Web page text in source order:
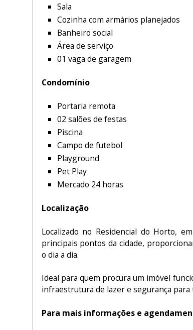
Sala
Cozinha com armários planejados
Banheiro social
Área de serviço
01 vaga de garagem
Condomínio
Portaria remota
02 salões de festas
Piscina
Campo de futebol
Playground
Pet Play
Mercado 24 horas
Localização
Localizado no Residencial do Horto,
principais pontos da cidade,
o dia a dia.
Ideal para quem procura um imóvel
infraestrutura de lazer e segurança para
Para mais informações e